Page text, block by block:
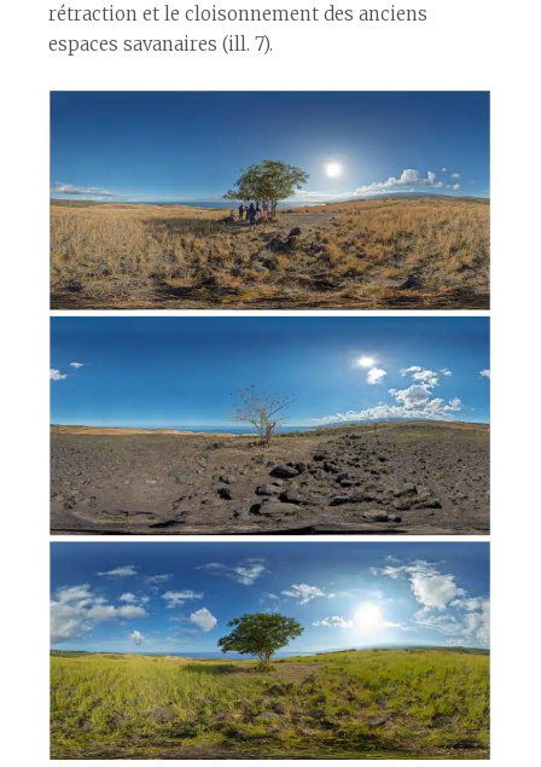
rétraction et le cloisonnement des anciens
espaces savanaires (ill. 7).